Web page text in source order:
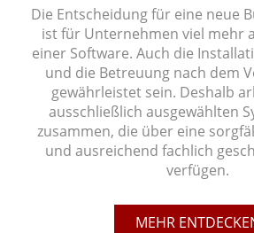
Die Entscheidung für eine neue
ist für Unternehmen viel mehr
einer Software. Auch die
und die Betreuung nach dem
gewährleistet sein. Deshalb
ausschließlich ausgewählten
zusammen, die über eine
und ausreichend fachlich
verfügen.
MEHR